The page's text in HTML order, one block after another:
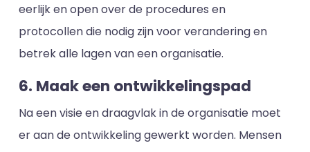
eerlijk en open over de procedures en
protocollen die nodig zijn voor verandering en
betrek alle lagen van een organisatie.
6. Maak een ontwikkelingspad
Na een visie en draagvlak in de organisatie moet
er aan de ontwikkeling gewerkt worden. Mensen